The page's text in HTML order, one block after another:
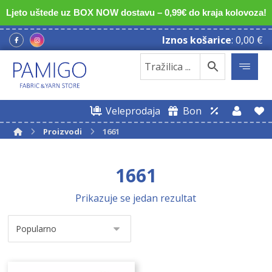
Ljeto uštede uz BOX NOW dostavu – 0,99€ do kraja kolovoza!
Iznos košarice: 0,00 €
Veleprodaja Bon
Proizvodi 1661
1661
Prikazuje se jedan rezultat